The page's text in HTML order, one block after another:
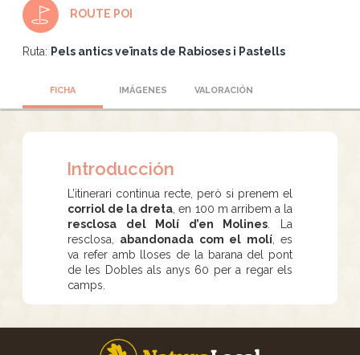
ROUTE POI
Ruta: Pels antics veïnats de Rabioses i Pastells
FICHA IMÁGENES VALORACIÓN
Introducción
L’itinerari continua recte, però si prenem el
corriol de la dreta , en 100 m arribem a la
resclosa del Molí d’en Molines . La
resclosa, abandonada com el molí, es
va refer amb lloses de la barana del pont
de les Dobles als anys 60 per a regar els
camps.